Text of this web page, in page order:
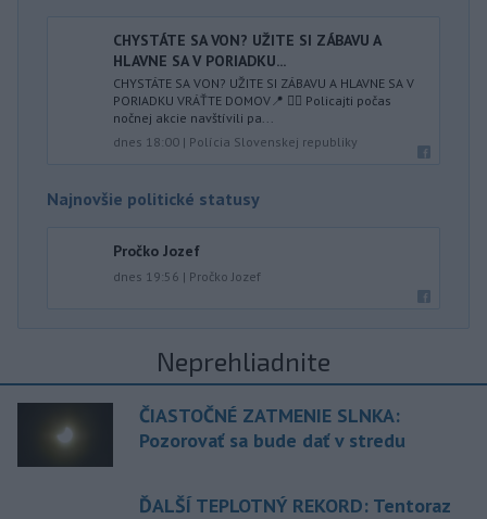
CHYSTÁTE SA VON? UŽITE SI ZÁBAVU A
HLAVNE SA V PORIADKU...
CHYSTÁTE SA VON? UŽITE SI ZÁBAVU A HLAVNE SA V
PORIADKU VRÁŤTE DOMOV📍 👮‍♂️ Policajti počas
nočnej akcie navštívili pa...
dnes 18:00 | Polícia Slovenskej republiky
Najnovšie politické statusy
Pročko Jozef
dnes 19:56 | Pročko Jozef
Neprehliadnite
ČIASTOČNÉ ZATMENIE SLNKA:
Pozorovať sa bude dať v stredu
ĎALŠÍ TEPLOTNÝ REKORD: Tentoraz